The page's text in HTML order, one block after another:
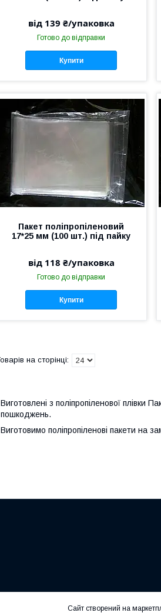
від 139 ₴/упаковка
Готово до відправки
Купити
Пакет поліпропіленовий
17*25 мм (100 шт.) під пайку
від 118 ₴/упаковка
Готово до відправки
Купити
Виготовлені з поліпропіленової плівки
пошкоджень.
Виготовимо поліпропіленові пакети на
Сайт створений на